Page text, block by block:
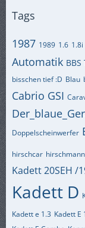
Tags
1987 1989 1.6 1.8i
Automatik BBS
bisschen tief :D Blau
Cabrio GSI
Doppelscheinwerfer
hirschcar hirschmann
Kadett 20SEH /
Kadett D
Kadett e 1.3 Kadett E